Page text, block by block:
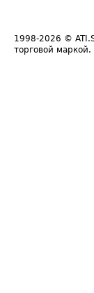
1998-2026 ©
торговой маркой.